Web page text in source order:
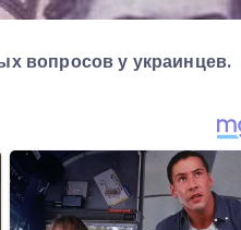
вопросов у украинцев.